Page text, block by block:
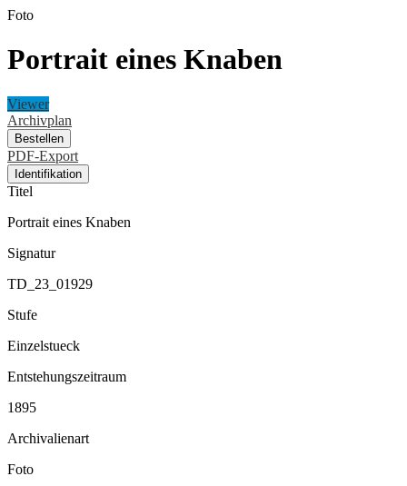
Foto
Portrait eines Knaben
Viewer
Archivplan
Bestellen
PDF-Export
Identifikation
Titel
Portrait eines Knaben
Signatur
TD_23_01929
Stufe
Einzelstueck
Entstehungszeitraum
1895
Archivalienart
Foto